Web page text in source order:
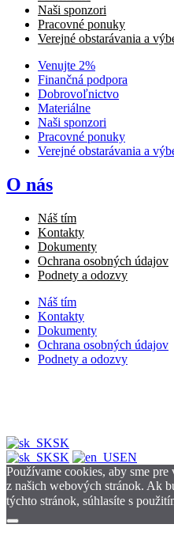
Naši sponzori
Pracovné ponuky
Verejné obstarávania a
Venujte 2%
Finančná podpora
Dobrovoľnictvo
Materiálne
Naši sponzori
Pracovné ponuky
Verejné obstarávania a
O nás
Náš tím
Kontakty
Dokumenty
Ochrana osobných údajov
Podnety a odozvy
Náš tím
Kontakty
Dokumenty
Ochrana osobných údajov
Podnety a odozvy
SK
SK
EN
Používame cookies, aby sme
z našich webových stránok. Ak
týchto stránok, súhlasíte s